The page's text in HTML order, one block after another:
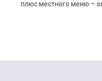
плюс местного меню –